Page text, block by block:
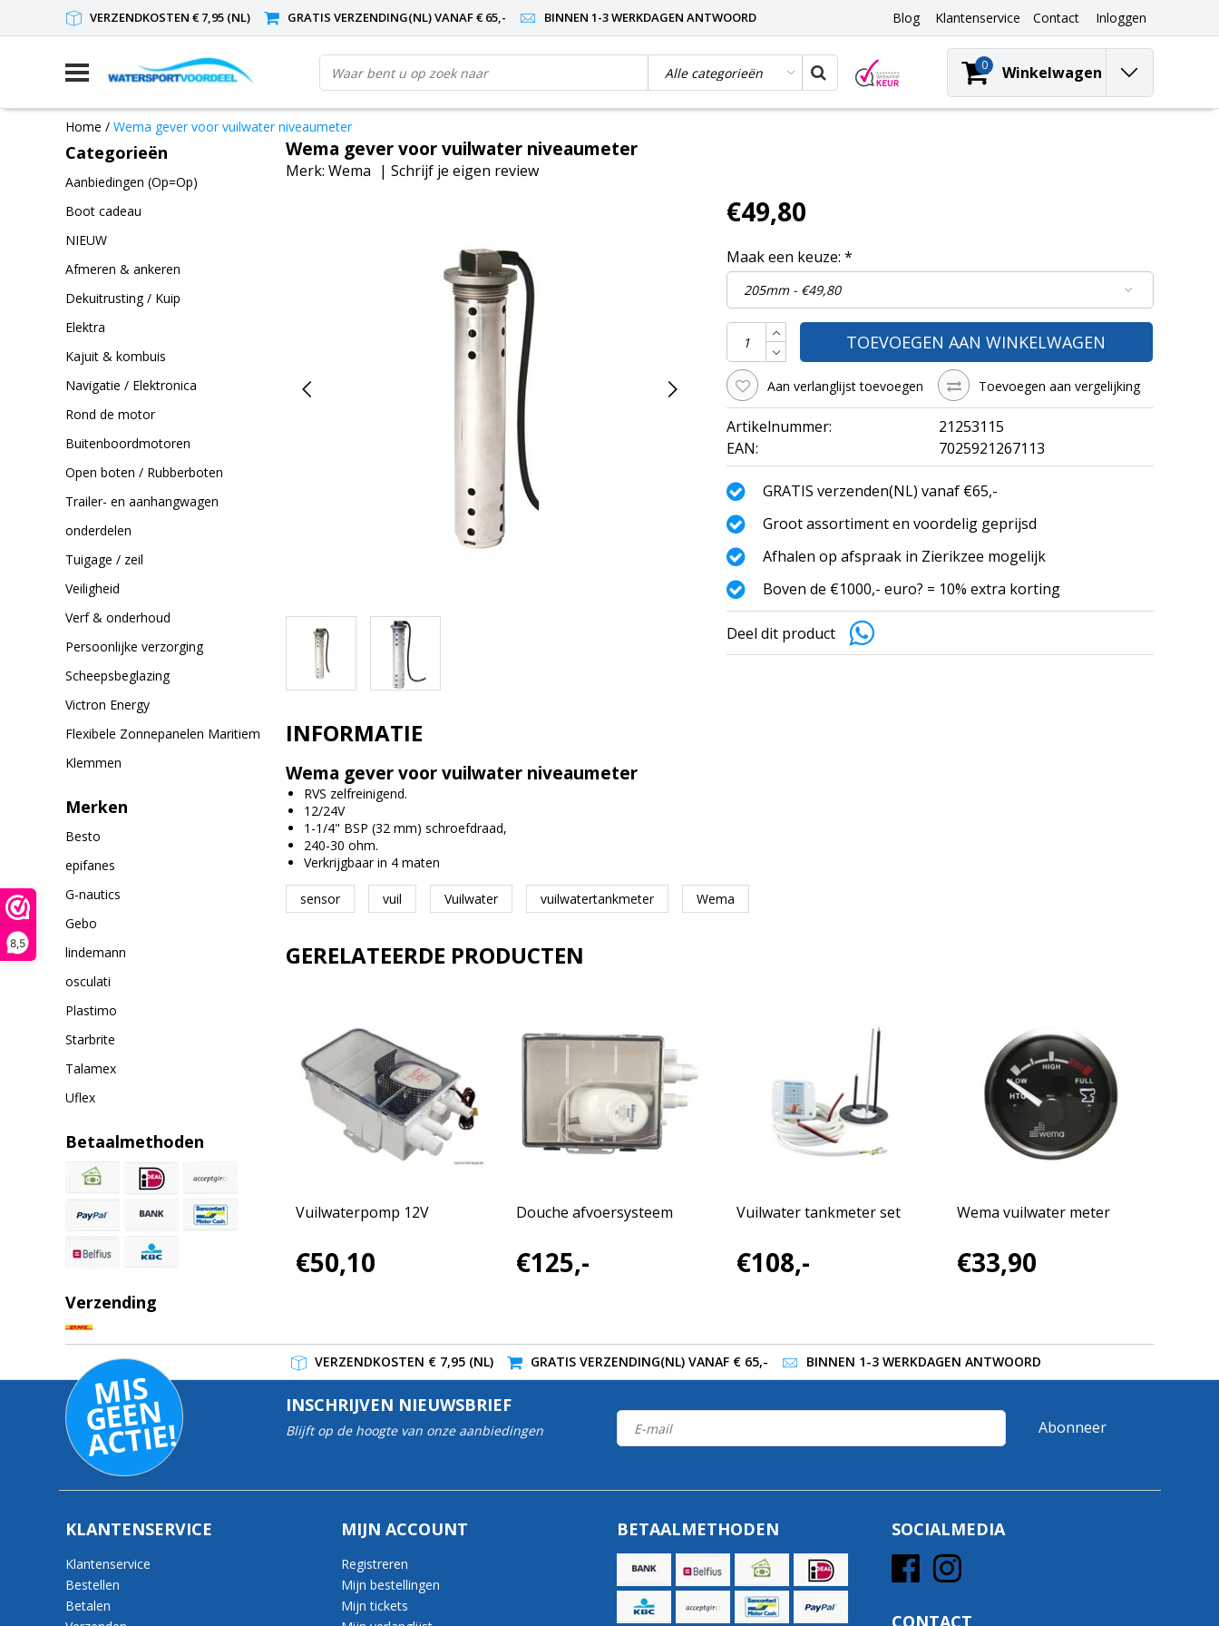
8,5
VERZENDKOSTEN € 7,95 (NL) GRATIS VERZENDING(NL) VANAF € 65,- BINNEN 1-3 WERKDAGEN ANTWOORD Blog Klantenservice Contact Inloggen
0 Winkelwagen
Home / Wema gever voor vuilwater niveaumeter
Categorieën
Aanbiedingen (Op=Op)
Boot cadeau
NIEUW
Afmeren & ankeren
Dekuitrusting / Kuip
Elektra
Kajuit & kombuis
Navigatie / Elektronica
Rond de motor
Buitenboordmotoren
Open boten / Rubberboten
Trailer- en aanhangwagen
onderdelen
Tuigage / zeil
Veiligheid
Verf & onderhoud
Persoonlijke verzorging
Scheepsbeglazing
Victron Energy
Flexibele Zonnepanelen Maritiem
Klemmen
Merken
Besto
epifanes
G-nautics
Gebo
lindemann
osculati
Plastimo
Starbrite
Talamex
Uflex
Betaalmethoden
Verzending
Wema gever voor vuilwater niveaumeter
Merk: Wema | Schrijf je eigen review
€49,80
Maak een keuze: *
TOEVOEGEN AAN WINKELWAGEN
Aan verlanglijst toevoegen Toevoegen aan vergelijking
Artikelnummer:
21253115
EAN:
7025921267113
GRATIS verzenden(NL) vanaf €65,-
Groot assortiment en voordelig geprijsd
Afhalen op afspraak in Zierikzee mogelijk
Boven de €1000,- euro? = 10% extra korting
Deel dit product
INFORMATIE
Wema gever voor vuilwater niveaumeter
RVS zelfreinigend.
12/24V
1-1/4" BSP (32 mm) schroefdraad,
240-30 ohm.
Verkrijgbaar in 4 maten
sensor vuil Vuilwater vuilwatertankmeter Wema
GERELATEERDE PRODUCTEN
Vuilwaterpomp 12V
€50,10
Douche afvoersysteem
€125,-
Vuilwater tankmeter set
€108,-
Wema vuilwater meter
€33,90
VERZENDKOSTEN € 7,95 (NL) GRATIS VERZENDING(NL) VANAF € 65,- BINNEN 1-3 WERKDAGEN ANTWOORD
MI
S
G
E
E
N
A
C
TI
E!
INSCHRIJVEN NIEUWSBRIEF
Blijft op de hoogte van onze aanbiedingen Abonneer
KLANTENSERVICE
Klantenservice
Bestellen
Betalen
MIJN ACCOUNT
Registreren
Mijn bestellingen
Mijn tickets
BETAALMETHODEN SOCIALMEDIA
CONTACT